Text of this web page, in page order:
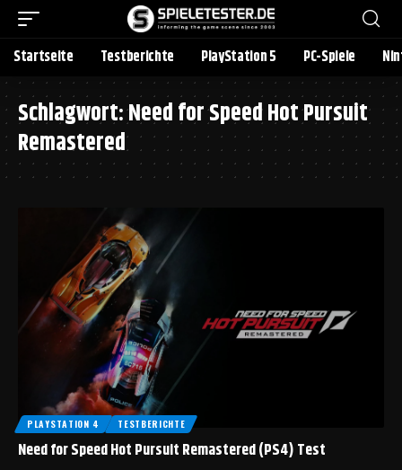
Startseite Testberichte PlayStation 5 PC-Spiele
Schlagwort:Need for Speed Hot Pursuit
Remastered
PLAYSTATION 4 TESTBERICHTE
Need for Speed Hot Pursuit Remastered (PS4) Test